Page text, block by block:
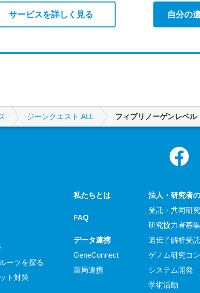
サービスを詳しく見る 自分の
ジーンクエスト ALL フィブリノーゲンレベル
ーツを探る
ト対策
私たちとは
FAQ
データ連携
GeneConnect
薬局連携
法人・研究者
受託・共同研究
研究協力者募集
遺伝子解析受託
ゲノム研究コ
システム開発
学術活動